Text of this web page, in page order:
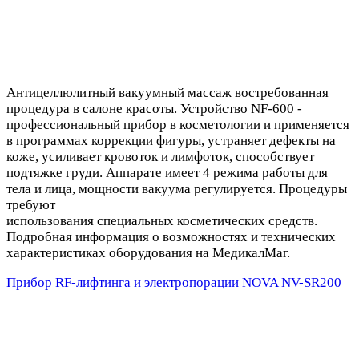
Антицеллюлитный вакуумный массаж востребованная
процедура в салоне красоты. Устройство NF-600 -
профессиональный прибор в косметологии и применяется
в программах коррекции фигуры, устраняет дефекты на
коже, усиливает кровоток и лимфоток, способствует
подтяжке груди. Аппарате имеет 4 режима работы для
тела и лица, мощности вакуума регулируется. Процедуры
требуют
использования специальных косметических средств.
Подробная информация о возможностях и технических
характеристиках оборудования на МедикалМаг.
Прибор RF-лифтинга и электропорации NOVA NV-SR200